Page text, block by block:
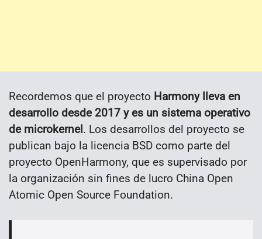
Recordemos que el proyecto Harmony lleva en
desarrollo desde 2017 y es un sistema operativo
de microkernel. Los desarrollos del proyecto se
publican bajo la licencia BSD como parte del
proyecto OpenHarmony, que es supervisado por
la organización sin fines de lucro China Open
Atomic Open Source Foundation.